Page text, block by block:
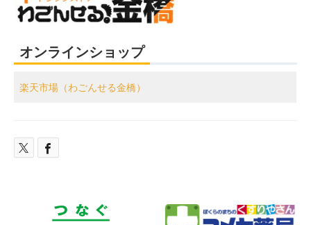
オンラインショップ
楽天市場（わごんせる金橋）